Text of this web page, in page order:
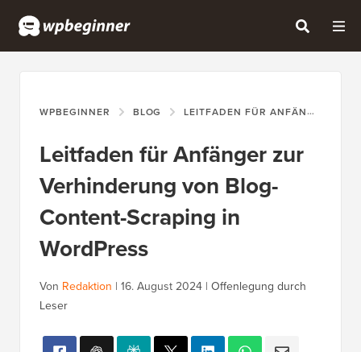
WPBEGINNER BLOG LEITFADEN FÜR ANFÄNGER
Leitfaden für Anfänger zur
Verhinderung von Blog-
Content-Scraping in
WordPress
Von Redaktion | 16. August 2024 | Offenlegung durch
Leser